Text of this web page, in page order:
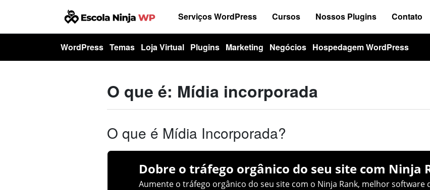
Serviços WordPress Cursos Nossos Plugins Contato
WordPress Temas Loja Virtual Plugins Marketing Negócios Hospedagem WordPress
O que é: Mídia incorporada
O que é Mídia Incorporada?
Dobre o tráfego orgânico do seu site com Ninja
Aumente o tráfego orgânico do seu site com o Ninja Rank, melhor software